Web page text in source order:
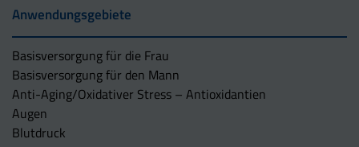
Anwendungsgebiete
Basisversorgung für die Frau
Basisversorgung für den Mann
Anti-Aging/Oxidativer Stress – Antioxidantien
Augen
Blutdruck